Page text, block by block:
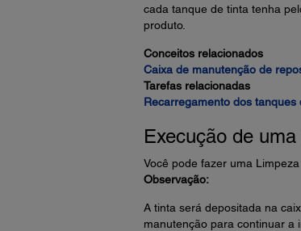
cada tanque de tinta tenha
produto.
Conceitos relacionados
Caixa de manutenção de
Tarefas relacionadas
Recarregamento dos tanques
Execução de
Você pode fazer uma
Observação:
A tinta será depositada na
manutenção para continuar a